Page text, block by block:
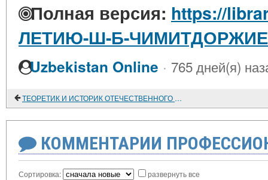
Полная версия: https://
ЛЕТИЮ-Ш-Б-
Uzbekistan Online · 765 дней(я)
ТЕОРЕТИК И ИСТОРИК ОТЕЧЕСТВЕННОГО ВОСТОКОВЕДЕНИЯ. К 75-ЛЕТИЮ ЛЕОНИДА БОРИСОВИЧА АЛАЕВА
КОММЕНТАРИИ
Сортировка: развернуть все